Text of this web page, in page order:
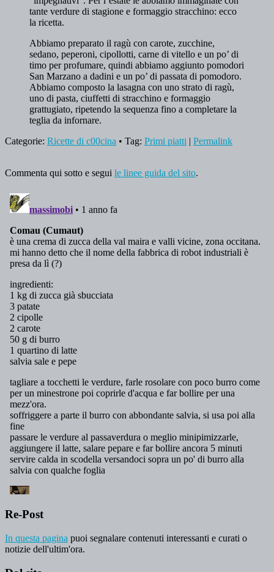
tante verdure di stagione e formaggio stracchino: ecco
la ricetta.
Abbiamo preparato il ragù con carote, zucchine,
sedano, peperoni, cipollotti, carne di vitello e un po’ di
timo per profumare, quindi abbiamo aggiunto pomodori
San Marzano a dadini e un po’ di passata di pomodoro.
Abbiamo composto la lasagna con uno strato di ragù,
uno di pasta, ciuffetti di stracchino e formaggio
grattugiato, ripetendo la sequenza fino a completare la
teglia da infornare.
Categorie: Ricette di c00cina • Tag: Primi piatti | Permalink
Commenta qui sotto e segui le linee guida del sito.
Re-Post
In questa pagina puoi segnalare contenuti interessanti e curati o
notizie dell'ultim'ora.